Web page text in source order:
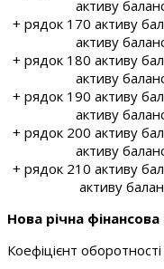
активу
+ рядок 170 активу
активу
+ рядок 180 активу
активу
+ рядок 190 активу
активу
+ рядок 200 активу
активу
+ рядок 210 активу
активу
Нова річна фінансова
Коефіцієнт